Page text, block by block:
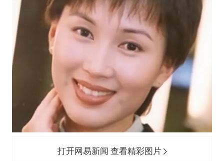
打开网易新闻 查看精彩图片